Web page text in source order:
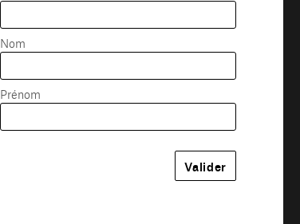
Nom
Prénom